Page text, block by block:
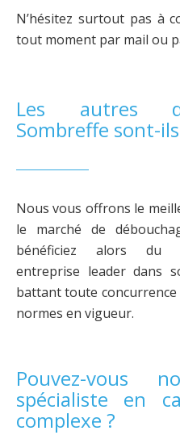
N’hésitez surtout pas à
tout moment par mail ou
Les autres
Sombreffe sont-
Nous vous offrons le
le marché de
bénéficiez alors du
entreprise leader dans
battant toute concurrence
normes en vigueur.
Pouvez-vous
spécialiste en
complexe ?